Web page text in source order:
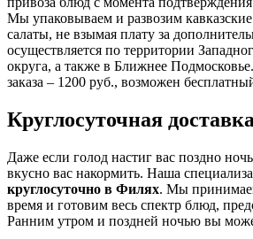
Мы упаковываем и развозим
салаты, не взымая плату за
осуществляется по территории
округа, а также в Ближнее
заказа – 1200 руб., возможен
Круглосуточная
Даже если голод настиг вас поздно
вкусно вас накормить. Наша
круглосуточно в Филях. Мы
время и готовим весь спектр блюд,
Ранним утром и поздней ночью вы